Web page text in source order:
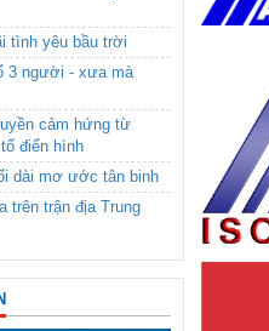
tác chính trị tại đại hội.
tình yêu bầu trời
3 người - xưa mà
cảm hứng từ
điển hình
dài mơ ước tân binh
trên trận địa Trung